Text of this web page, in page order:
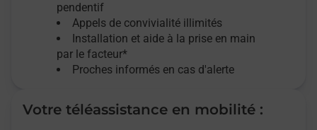
pendentif
Appels de convivialité illimités
Installation et aide à la prise en main
par le facteur*
Proches informés en cas d'alerte
Votre téléassistance en mobilité :